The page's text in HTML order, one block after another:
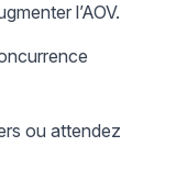
l’AOV.
ou attendez